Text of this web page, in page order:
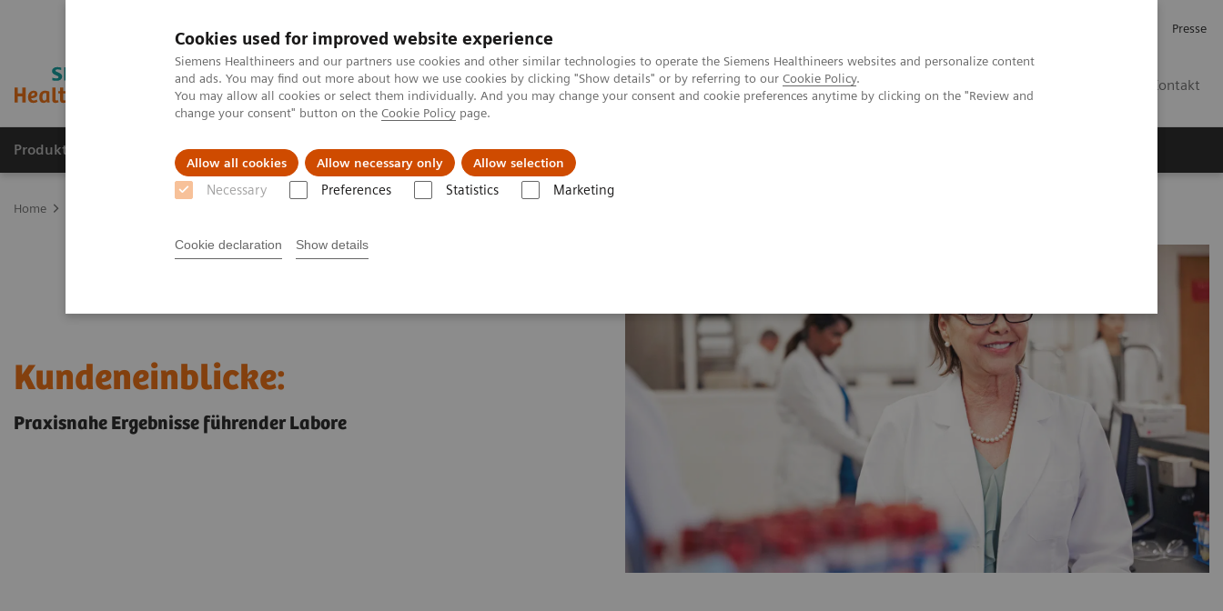
Cookies used for improved website experience
Siemens Healthineers and our partners use cookies and other similar technologies to operate the Siemens Healthineers websites and personalize content
and ads. You may find out more about how we use cookies by clicking "Show details" or by referring to our Cookie Policy.
You may allow all cookies or select them individually. And you may change your consent and cookie preferences anytime by clicking on the "Review and
change your consent" button on the Cookie Policy page.
Allow all cookies Allow necessary only Allow selection
Necessary Preferences Statistics Marketing
Cookie declaration Show details
Presse
Kontakt
Produkte und Services Fachbereiche Herausforderungen & Lösungen
Home
Kundeneinblicke:
Praxisnahe Ergebnisse führender Labore